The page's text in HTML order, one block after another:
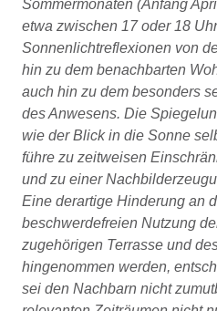
Sommermonaten (Anfang
etwa zwischen 17 oder 18
Sonnenlichtreflexionen von
hin zu dem benachbarten
auch hin zu dem besonders
des Anwesens. Die
wie der Blick in die Sonne
führe zu zeitweisen
und zu einer
Eine derartige Hinderung an
beschwerdefreien Nutzung
zugehörigen Terrasse und
hingenommen werden,
sei den Nachbarn nicht